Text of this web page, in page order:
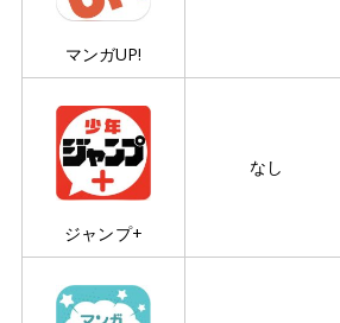
マンガUP!
ジャンプ+
なし